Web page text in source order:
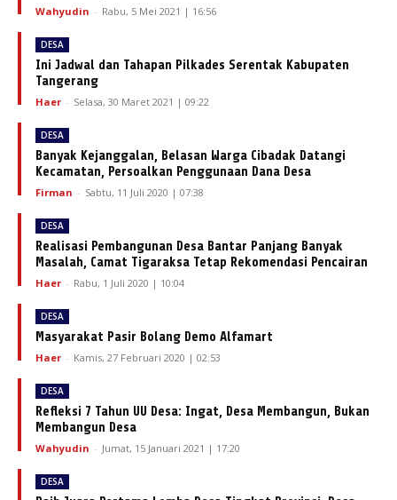
Wahyudin - Rabu, 5 Mei 2021 | 16:56
DESA
Ini Jadwal dan Tahapan Pilkades Serentak Kabupaten
Tangerang
Haer - Selasa, 30 Maret 2021 | 09:22
DESA
Banyak Kejanggalan, Belasan Warga Cibadak Datangi
Kecamatan, Persoalkan Penggunaan Dana Desa
Firman - Sabtu, 11 Juli 2020 | 07:38
DESA
Realisasi Pembangunan Desa Bantar Panjang Banyak
Masalah, Camat Tigaraksa Tetap Rekomendasi Pencairan
Haer - Rabu, 1 Juli 2020 | 10:04
DESA
Masyarakat Pasir Bolang Demo Alfamart
Haer - Kamis, 27 Februari 2020 | 02:53
DESA
Refleksi 7 Tahun UU Desa: Ingat, Desa Membangun, Bukan
Membangun Desa
Wahyudin - Jumat, 15 Januari 2021 | 17:20
DESA